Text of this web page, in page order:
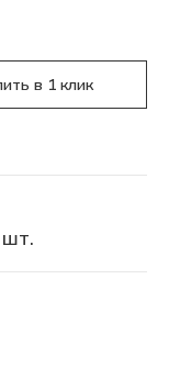
в 1 клик
шт.